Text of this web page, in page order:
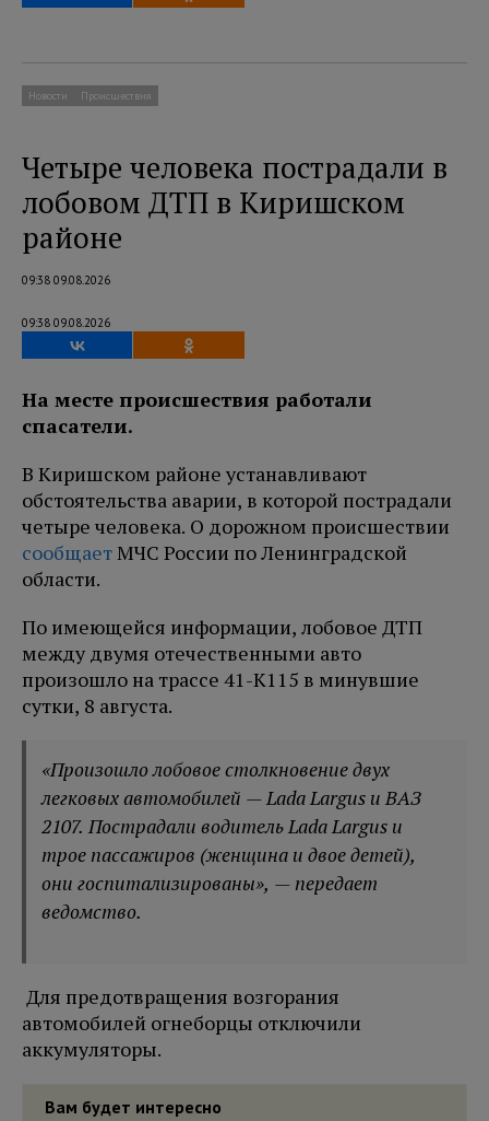
Новости Происшествия
Четыре человека пострадали в
лобовом ДТП в Киришском
районе
09:38 09.08.2026
09:38 09.08.2026
На месте происшествия работали
спасатели.
В Киришском районе устанавливают
обстоятельства аварии, в которой пострадали
четыре человека. О дорожном происшествии
сообщаетМЧС России по Ленинградской
области.
По имеющейся информации, лобовое ДТП
между двумя отечественными авто
произошло на трассе 41-К115 в минувшие
сутки, 8 августа.
«Произошло лобовое столкновение двух
легковых автомобилей — Lada Largus и ВАЗ
2107. Пострадали водитель Lada Largus и
трое пассажиров (женщина и двое детей),
они госпитализированы», — передает
ведомство.
Для предотвращения возгорания
автомобилей огнеборцы отключили
аккумуляторы.
Вам будет интересно